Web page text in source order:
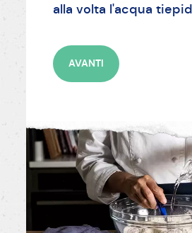
alla volta l'acqua
AVANTI